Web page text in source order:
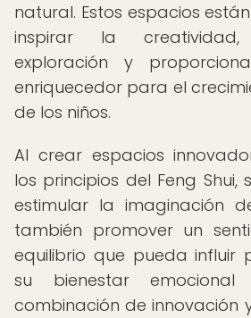
natural. Estos espacios
inspirar la
exploración y
enriquecedor para el
de los niños.
Al crear espacios
los principios del Feng Shui,
estimular la imaginación
también promover un
equilibrio que pueda influir
su bienestar
combinación de innovación